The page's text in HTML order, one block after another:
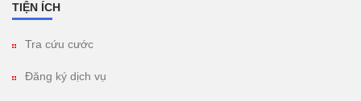
TIỆN ÍCH
Tra cứu cước
Đăng ký dịch vụ